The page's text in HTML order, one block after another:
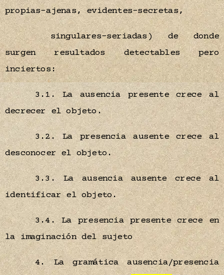
propias-ajenas, evidentes-secretas,
singulares-seriadas) de donde
surgen resultados detectables pero
inciertos:
3.1. La ausencia presente crece al
decrecer el objeto.
3.2. La presencia ausente crece al
desconocer el objeto.
3.3. La ausencia ausente crece al
identificar el objeto.
3.4. La presencia presente crece en
la imaginación del sujeto
4. La gramática ausencia/presencia